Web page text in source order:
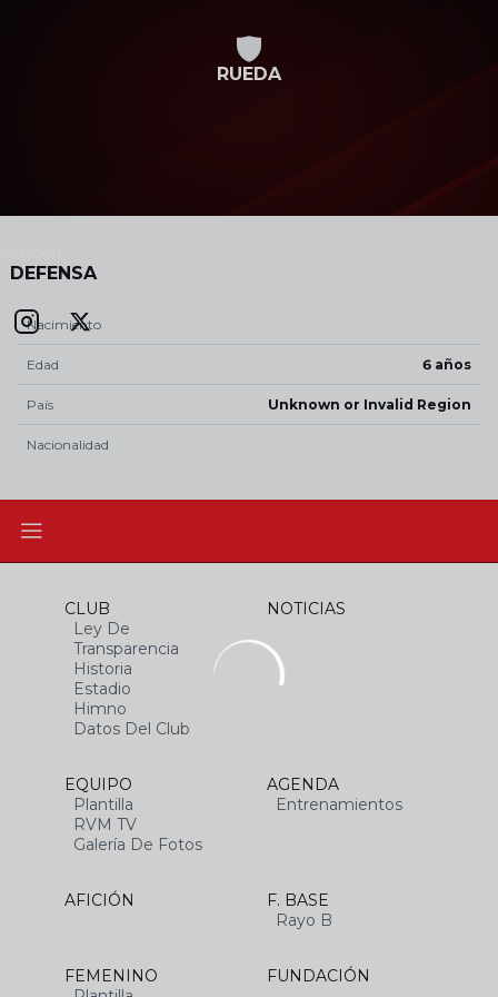
RUEDA
DEFENSA
Nacimiento
Edad 6 años
País Unknown or Invalid Region
Nacionalidad
CLUB
Ley De
Transparencia
Historia
Estadio
Himno
Datos Del Club
NOTICIAS
EQUIPO
Plantilla
RVM TV
Galería De Fotos
AGENDA
Entrenamientos
AFICIÓN
F. BASE
Rayo B
FEMENINO
FUNDACIÓN